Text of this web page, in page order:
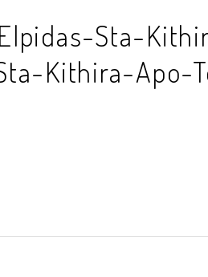
Sta-
Kithira-Apo-